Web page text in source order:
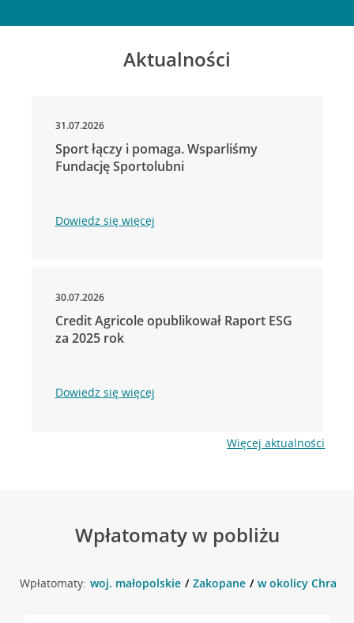
Aktualności
31.07.2026
Sport łączy i pomaga. Wsparliśmy
Fundację Sportolubni
Dowiedz się więcej
30.07.2026
Credit Agricole opublikował Raport ESG
za 2025 rok
Dowiedz się więcej
Więcej aktualności
Wpłatomaty w pobliżu
Wpłatomaty: woj. małopolskie Zakopane w okolicy